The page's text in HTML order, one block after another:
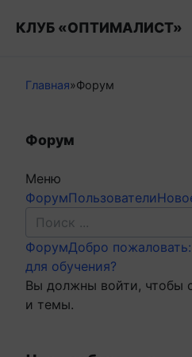
КЛУБ «ОПТИМАЛИСТ»
Главная»Форум
Форум
Меню
Навигация
Форума
ФорумПользователи
Форум
breadcrumbs
-
Вы
ФорумДобро пожаловать:
для обучения?
Вы должны войти, чтобы
и темы.